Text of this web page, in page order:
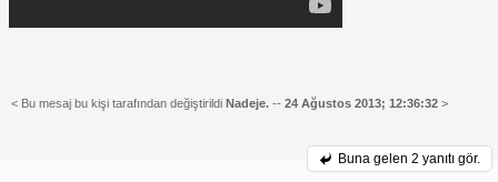
< Bu mesaj bu kişi tarafından değiştirildi Nadeje. -- 24 Ağustos 2013; 12:36:32 >
Buna gelen 2 yanıtı gör.